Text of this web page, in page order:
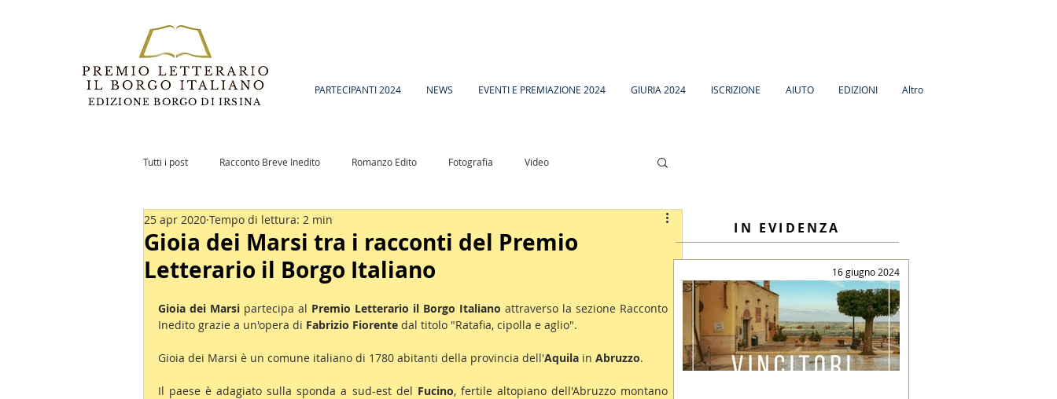
EDIZIONE BORGO DI IRSINA
PARTECIPANTI 2024 NEWS EVENTI E PREMIAZIONE 2024 GIURIA 2024 ISCRIZIONE AIUTO EDIZIONI Altro
Tutti i post Racconto Breve Inedito Romanzo Edito Fotografia Video
Romanzo Inedito Notizie
Gioia dei Marsi tra i racconti del Premio
Letterario il Borgo Italiano
25 apr 2020 Tempo di lettura: 2 min
Gioia dei Marsi partecipa al Premio Letterario il Borgo Italiano attraverso la sezione Racconto
Inedito grazie a un'opera di Fabrizio Fiorente dal titolo "Ratafia, cipolla e aglio".
Gioia dei Marsi è un comune italiano di 1780 abitanti della provincia dell'Aquila in Abruzzo.
Il paese è adagiato sulla sponda a sud-est del Fucino, fertile altopiano dell'Abruzzo montano
16 giugno 2024
IN EVIDENZA